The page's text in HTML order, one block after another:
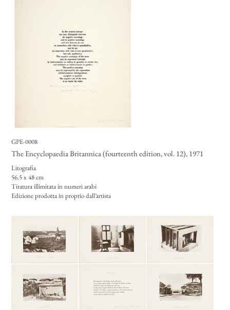
GPE-0008
The Encyclopaedia Britannica (fourteenth edition, vol. 12), 1971
Litografia
56.5 x 48 cm
Tiratura illimitata in numeri arabi
Edizione prodotta in proprio dall’artista